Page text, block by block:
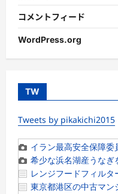
コメントフィード
WordPress.org
TW
Tweets by pikakichi2015